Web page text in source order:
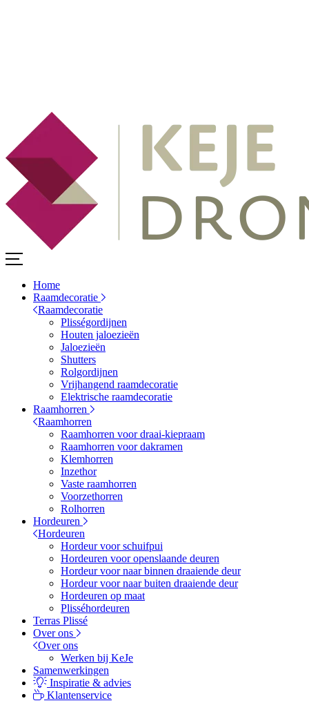
Home
Raamdecoratie
Raamdecoratie
Plisségordijnen
Houten jaloezieën
Jaloezieën
Shutters
Rolgordijnen
Vrijhangend raamdecoratie
Elektrische raamdecoratie
Raamhorren
Raamhorren
Raamhorren voor draai-kiepraam
Raamhorren voor dakramen
Klemhorren
Inzethor
Vaste raamhorren
Voorzethorren
Rolhorren
Hordeuren
Hordeuren
Hordeur voor schuifpui
Hordeuren voor openslaande deuren
Hordeur voor naar binnen draaiende deur
Hordeur voor naar buiten draaiende deur
Hordeuren op maat
Plisséhordeuren
Terras Plissé
Over ons
Over ons
Werken bij KeJe
Samenwerkingen
Inspiratie & advies
Klantenservice